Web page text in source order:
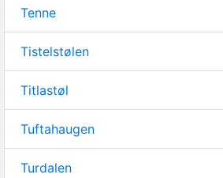
Tenne
Tistelstølen
Titlastøl
Tuftahaugen
Turdalen